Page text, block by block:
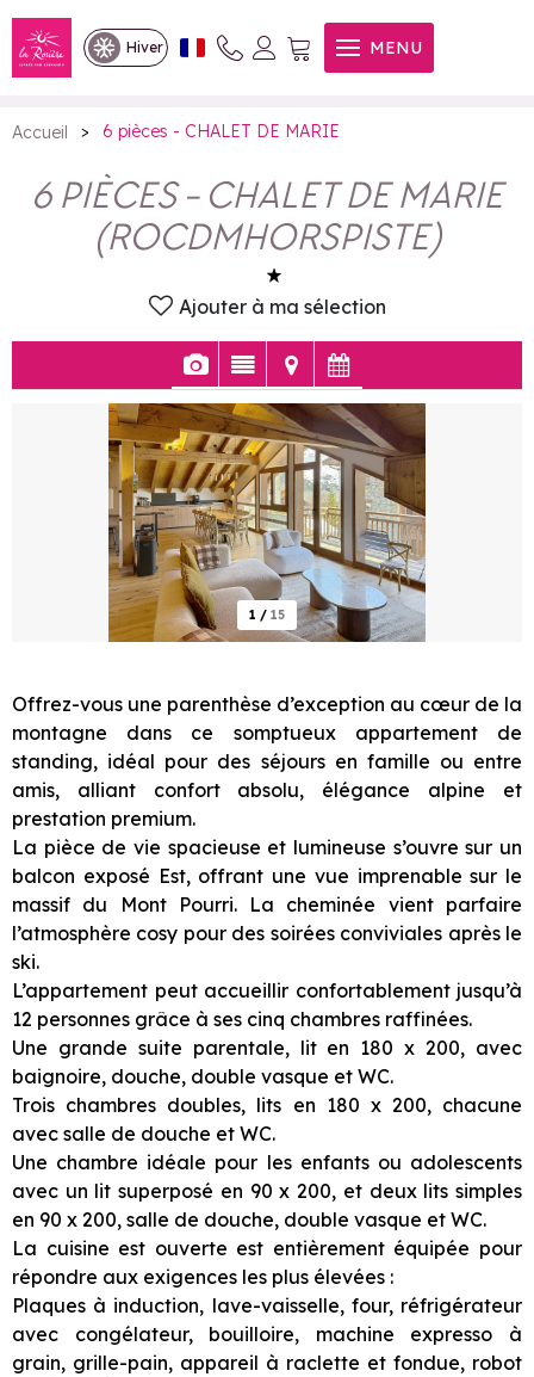
Hiver MENU
6 pièces - CHALET DE MARIE
Accueil > 6 pièces - CHALET DE MARIE
6 PIÈCES - CHALET DE MARIE
(ROCDMHORSPISTE)
Ajouter à ma sélection
1 / 15
Offrez-vous une parenthèse d’exception au cœur de la
montagne dans ce somptueux appartement de
standing, idéal pour des séjours en famille ou entre
amis, alliant confort absolu, élégance alpine et
prestation premium.
La pièce de vie spacieuse et lumineuse s’ouvre sur un
balcon exposé Est, offrant une vue imprenable sur le
massif du Mont Pourri. La cheminée vient parfaire
l’atmosphère cosy pour des soirées conviviales après le
ski.
L’appartement peut accueillir confortablement jusqu’à
12 personnes grâce à ses cinq chambres raffinées.
Une grande suite parentale, lit en 180 x 200, avec
baignoire, douche, double vasque et WC.
Trois chambres doubles, lits en 180 x 200, chacune
avec salle de douche et WC.
Une chambre idéale pour les enfants ou adolescents
avec un lit superposé en 90 x 200, et deux lits simples
en 90 x 200, salle de douche, double vasque et WC.
La cuisine est ouverte est entièrement équipée pour
répondre aux exigences les plus élevées :
Plaques à induction, lave-vaisselle, four, réfrigérateur
avec congélateur, bouilloire, machine expresso à
grain, grille-pain, appareil à raclette et fondue, robot